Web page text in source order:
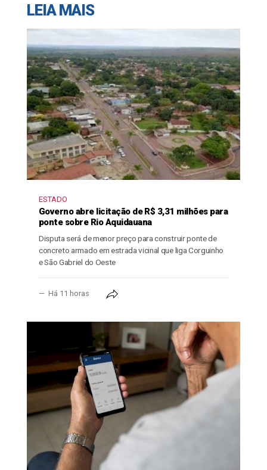
LEIA MAIS
ESTADO
Governo abre licitação de R$ 3,31 milhões para
ponte sobre Rio Aquidauana
Disputa será de menor preço para construir ponte de
concreto armado em estrada vicinal que liga Corguinho
e São Gabriel do Oeste
Há 11 horas